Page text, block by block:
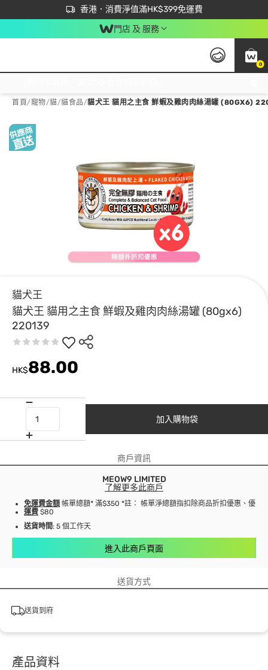
香港．消費淨值滿HK$399免運費
立即成為易賞錢會員盡享獨家優惠
首次APP下單買滿$450 輸入 NEWAPP 即減$50
門店 及 服務
0
首頁/寵物/貓/貓食品/貓犬王 貓用之主食 鮮蝦及雞肉肉絲湯罐 (80GX6)
貓犬王
貓犬王 貓用之主食 鮮蝦及雞肉肉絲湯罐 (80gx6)
220139
HK$88.00
加入購物袋
商戶資訊
MEOW9 LIMITED
了解更多此商戶
免運費金額 帳單總額* 滿$350 *註： 帳單淨總額指扣除商品折扣優惠、優惠
運費 $80
送貨時間: 5 個工作天
進入此商戶頁面
送貨方式
送貨到府
產品資料